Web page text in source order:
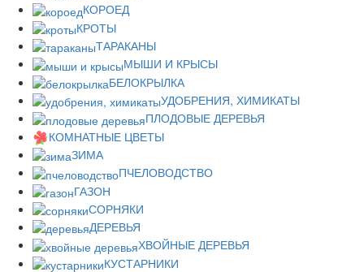
КОРОЕД
КРОТЫ
ТАРАКАНЫ
МЫШИ И КРЫСЫ
БЕЛОКРЫЛКА
УДОБРЕНИЯ, ХИМИКАТЫ
ПЛОДОВЫЕ ДЕРЕВЬЯ
КОМНАТНЫЕ ЦВЕТЫ
ЗИМА
ПЧЕЛОВОДСТВО
ГАЗОН
СОРНЯКИ
ДЕРЕВЬЯ
ХВОЙНЫЕ ДЕРЕВЬЯ
КУСТАРНИКИ